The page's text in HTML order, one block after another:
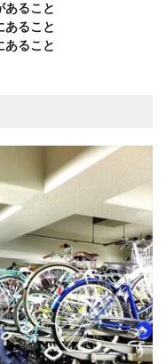
あること
あること
あること